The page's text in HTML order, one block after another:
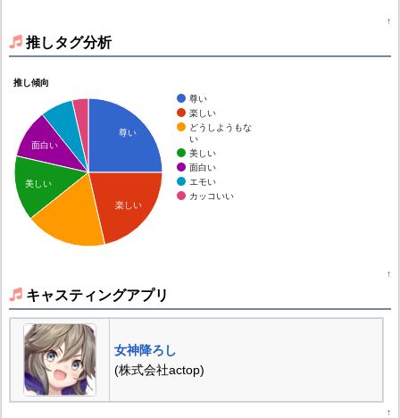
↑
推しタグ分析
推し傾向
尊い
楽しい
どうしようもな
い
美しい
面白い
エモい
カッコいい
尊い
楽しい
面白い
美しい
↑
キャスティングアプリ
女神降ろし
(株式会社actop)
↑